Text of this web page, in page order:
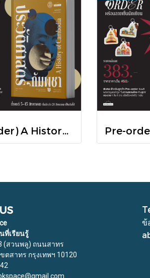
(Pre-order) A History of Cambodia ประวัติศาสตร์กัมพูชา (ฉบับปรับปรุงใหม่) / David Chandler / มติชน
ที่เรียนรู้
(สวนพลู) ถนนสาทร
ตสาทร กรุงเทพฯ 10120
ข้